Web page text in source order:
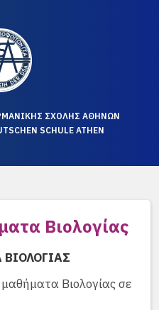
ΣΧΟΛΗΣ ΑΘΗΝΩΝ
SCHULE ATHEN
Βιολογίας
μαθήματα Βιολογίας σε